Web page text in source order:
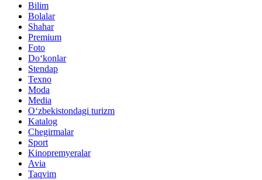
Bilim
Bolalar
Shahar
Premium
Foto
Do‘konlar
Stendap
Texno
Moda
Media
O‘zbekistondagi turizm
Katalog
Chegirmalar
Sport
Kinopremyeralar
Avia
Taqvim